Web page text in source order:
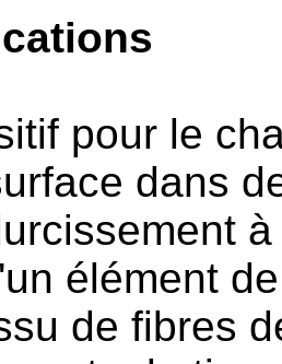
pour le
dans
élément
de fibres